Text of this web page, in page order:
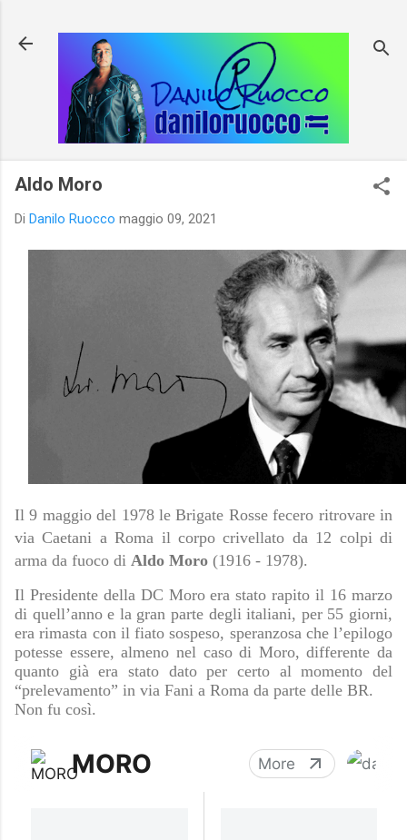
Aldo Moro
Di Danilo Ruocco maggio 09, 2021
Il 9 maggio del 1978 le Brigate Rosse fecero ritrovare in
via Caetani a Roma il corpo crivellato da 12 colpi di
arma da fuoco di Aldo Moro (1916 - 1978).
Il Presidente della DC Moro era stato rapito il 16 marzo
di quell’anno e la gran parte degli italiani, per 55 giorni,
era rimasta con il fiato sospeso, speranzosa che l’epilogo
potesse essere, almeno nel caso di Moro, differente da
quanto già era stato dato per certo al momento del
“prelevamento” in via Fani a Roma da parte delle BR.
Non fu così.